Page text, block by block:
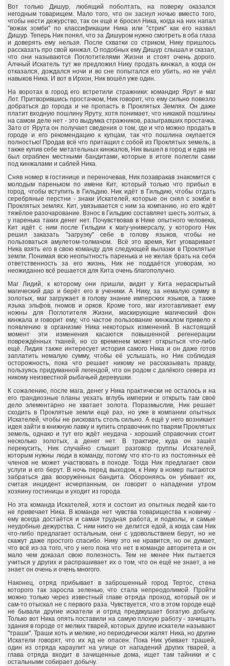
Вот только Дишур, любящий поболтать, на поверку оказался
негодным товарищем. Мало того, что он заснул ночью вместо того,
чтобы нести дежурство, так он ещё и бросил Ника, когда на них напал
"вожак зомби" по классификации Ника или "стрик" как его назвал
Дишур. Теперь Ник понял, что за Дишуром нужно смотреть в оба глаза
и доверять ему нельзя. После схватки со стриком, Нику пришлось
рассказать про свой кинжал. О подобных ему Дишур слышал и сказал,
что они называются Поглотителями Жизни и стоят очень дорого.
Алчный Искатель тут же предложил Нику продать кинжал, а когда он
отказался, дождался ночи и во сне попытался его убить, но не учёл
навыков Ника. И вот в Ирхон, Ник вошёл уже один.
На воротах в город его встретили стражники: командир Ярут и маг
Лот. Притворившись простачком, Ник говорит, что ему сильно повезло
добраться до города и не пропасть в Проклятых Землях. Он даже
платит входную пошлину Яруту, хотя понимает, что никакой пошлины
на самом деле нет - это выдумка стражников, разыгравших простачка.
Зато от Ярута он получает сведения о том, где и что можно продать в
городе и его рекомендацию к купцам, так что пошлина окупается
полностью! Продав всё что притащил с собой из Проклятых земель, а
также купив себе метательных кинжалов, Ник вышел в город и едва не
был ограблен местными бандитами, которые в итоге полегли сами
под кинжалами и саблей Ника.
Сняв номер в гостинице и переночевав, Ник позавракав знакомится с
молодым пареньком по имени Кит, который только что прибыл в
город, чтобы вступить в Гильдию. Ник идёт в Гильдию, чтобы отдать
серебряные перстни - знаки Искателей, которые он снял с зомби в
Проклятых землях. Кит, увязывается с ним за компанию, но его ждёт
тяжёлое разочарование. Взнос в Гильдию составляет шесть золтых, а
у паренька таких денег нет. Почувствовав в Нике опытного человека,
Кит идёт с ним после Гильдии к магу-универсалу, у которого Ник
решил заказать "загрузку" себе в голову языков, чтобы не
пользоваться амулетом-толмачом. Всё это время, Кит уговаривает
Ника взять его в свою команду для следующей вылазки в Проклятые
земли. Понимая всю неопытность паренька и не желая брать на себя
ответственность за его жизнь, Ник не поддаётся уговорам, но
неожиданно всё решается для Кита очень благополучно.
Маг Лидий, к которому они пришли, видит у Кита нераскрытый
магический дар и берёт его в ученики. А Нику, за немалую сумму в
золотых, маг загружает в голову знание имперских языков, а также
языка эльфов, гномов и орков. Кроме того, маг изготавливает ему
ножны для Поглотителя Жизни, маскирующие магический фон
кинжала и говорит ему, что частое пользование кинжалом привело к
появлению в организме Ника некоторых изменений. В настоящий
момент эти изменения касаются повышенной регенерации
повреждённых тканей, но со временем может открыться что-либо
ещё. Лидия также интересует история самого Ника и он даже готов
заплатить немалую сумму, чтобы её услышать, но Ник соблюдая
осторожность, пока что решает никому не рассказывать правду,
пользуясь придуманной легендой, что он родом с далёкого севера из
никому неизвестной рыбачьей деревушки.
К сожалению, после мага, денег у Ника практически не осталось и на
его грандиозные планы уехать вглубь империи и открыть там своё
дело элементарно не хватает золота. Поразмыслив, Ник решает
сходить в Проклятые земли ещё раз, но уже в компании опытных
Искателей, чтобы не рисковать столь сильно. А ещё у него возникает
идея зайти в книжную лавку и купить справочник по тварям Проклятых
земель, однако и тут его ждёт неудача - хороший справочник стоит
несколько золотых, а денег нет. В трактире, куда он зашёл
перекусить, Ник случайно слышит разговор группы Искателей,
которым нужны люди в команду, потому что кто-то из постоянных её
членов не может участвовать в походе. Тогда Ник предлагает свои
услуги и его берут. В ночь перед выходом, к Нику в номер пытаются
забраться два вооружённых бандита. Обороняясь он убивает их,
считая инцидент исчерпанным, он говорит о нападении утром
хозяину гостиницы и уходит из города.
Но эта команда Искателей, хотя и состоит из опытных людей как-то
не привечает Ника. В команде нет чувства товарищества к новичку -
ему всегда достаётся и самая трудная работа, и подколы, и самые
неудобные дежурства. С ним никто не делится едой, а когда сам Ник
что-либо предлагает остальным, они с удовольствием берут, но не
скажут даже простого спасибо. Нику это не нравится, но он думает,
что всё из-за того, что у него пока что нет в команде авторитета и он
мало чем доказал свою полезность. Тем не менее Ник пытается
учиться у других и распрашивает их о том, что он ещё не знает, а не
знает он очень и очень многого.
Наконец, отряд прибывает в заброшенный город Тертос, стена
которого так заросла зеленью, что стала непреодолимой. Пройти
можно только через известный главе отряда проход, который он и
сам-то отыскал не с первого раза. Чувствуется, что в этом городе ещё
не бывали другие искатели и отряд предвкушает богатую добычу.
Только вот Ника опять поставили на самую плохую работу - зачищать
здания в городе от мелких тварей, которых другие искатели называют
"траши". Траши хоть и мелкие, но периодически жалят Ника, но другие
Искатели говорят, что их яд не опасен. Пока Ник убивает трашей,
один из отряда караулит на улице от нападений других тварей, а
глава отряда входит в зачищенные дома, ищет там тайники и с
остальными собирает добычу.